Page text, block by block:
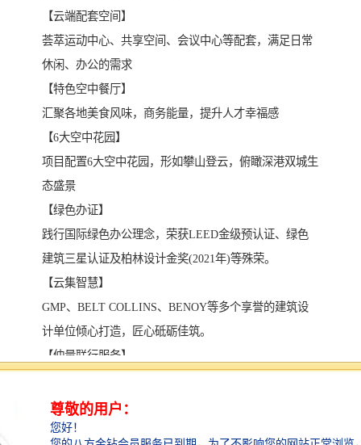
【云端配套空间】
荟萃运动中心、共享空间、会议中心等配套，满足日常
休闲、办公的需求
【特色空中餐厅】
汇聚各地美食风味，商务能量，提升人才幸福感
【6大空中花园】
项目配置6大空中花园，形如攀山登云，俯瞰深港双城生
态盛景
【绿色办证】
践行国际绿色办公理念，荣获LEED金级预认证、绿色
建筑三星认证及柏林设计金奖(2021年)等殊荣。
【云集智慧】
GMP、BELT COLLINS、BENOY等多个享誉的建筑设
计单位倾心打造，匠心砥砺佳筑。
【仲量联行服务】
身定制国际化的多元服务与体验。
03）【产品亮点】